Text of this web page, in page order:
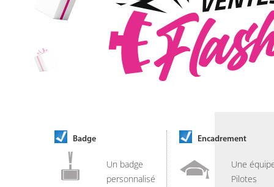
Badge
Un badge
personnalisé
Encadrement
Une
Pilotes